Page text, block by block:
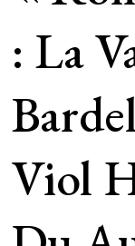
: La
Viol